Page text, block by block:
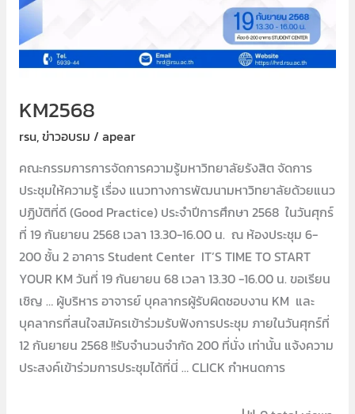
KM2568
rsu,ข่าวอบรม / apear
คณะกรรมการการจัดการความรู้มหาวิทยาลัยรังสิต จัดการ
ประชุมให้ความรู้ เรื่อง แนวทางการพัฒนามหาวิทยาลัยด้วยแนว
ปฏิบัติที่ดี (Good Practice) ประจำปีการศึกษา 2568 ในวันศุกร์
ที่ 19 กันยายน 2568 เวลา 13.30-16.00 น. ณ ห้องประชุม 6-
200 ชั้น 2 อาคาร Student Center IT’S TIME TO START
YOUR KM วันที่ 19 กันยายน 68 เวลา 13.30 -16.00 น. ขอเรียน
เชิญ … ผู้บริหาร อาจารย์ บุคลากรผู้รับผิดชอบงาน KM และ
บุคลากรที่สนใจสมัครเข้าร่วมรับฟังการประชุม ภายในวันศุกร์ที่
12 กันยายน 2568 !!รับจำนวนจำกัด 200 ที่นั่ง เท่านั้น แจ้งความ
ประสงค์เข้าร่วมการประชุมได้ที่นี่ … CLICK กำหนดการ